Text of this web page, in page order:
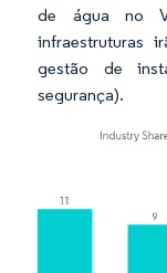
de água no
infraestruturas
gestão de
segurança).